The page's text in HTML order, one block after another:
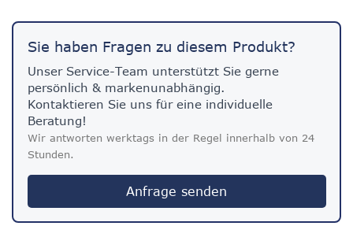
Sie haben Fragen zu diesem Produkt?
Unser Service-Team unterstützt Sie gerne
persönlich & markenunabhängig.
Kontaktieren Sie uns für eine individuelle
Beratung!
Wir antworten werktags in der Regel innerhalb von 24
Stunden.
Anfrage senden